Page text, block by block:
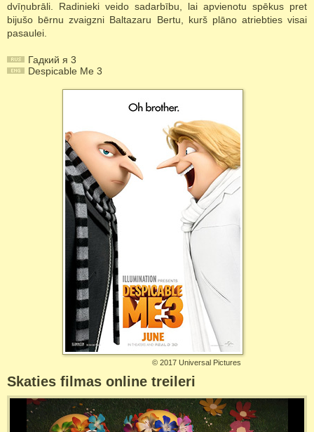
dvīņubrāli. Radinieki veido sadarbību, lai apvienotu spēkus pret
bijušo bērnu zvaigzni Baltazaru Bertu, kurš plāno atriebties visai
pasaulei.
Гадкий я 3
Despicable Me 3
© 2017 Universal Pictures
Skaties filmas online treileri